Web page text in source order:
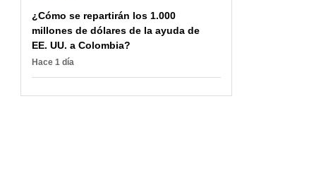
¿Cómo se repartirán los 1.000
millones de dólares de la ayuda de
EE. UU. a Colombia?
Hace 1 día